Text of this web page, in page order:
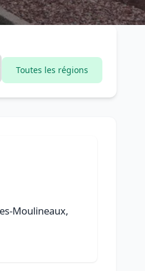
Toutes les régions
Moulineaux,